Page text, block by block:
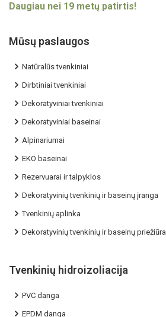
Daugiau nei 19 metų patirtis!
Mūsų paslaugos
Natūralūs tvenkiniai
Dirbtiniai tvenkiniai
Dekoratyviniai tvenkiniai
Dekoratyviniai baseinai
Alpinariumai
EKO baseinai
Rezervuarai ir talpyklos
Dekoratyvinių tvenkinių ir baseinų įranga
Tvenkinių aplinka
Dekoratyvinių tvenkinių ir baseinų priežiūra
Tvenkinių hidroizoliacija
PVC danga
EPDM danga